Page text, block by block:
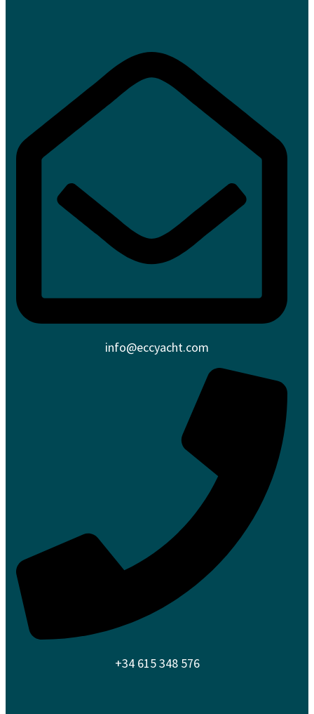
info@eccyacht.com
+34 615 348 576